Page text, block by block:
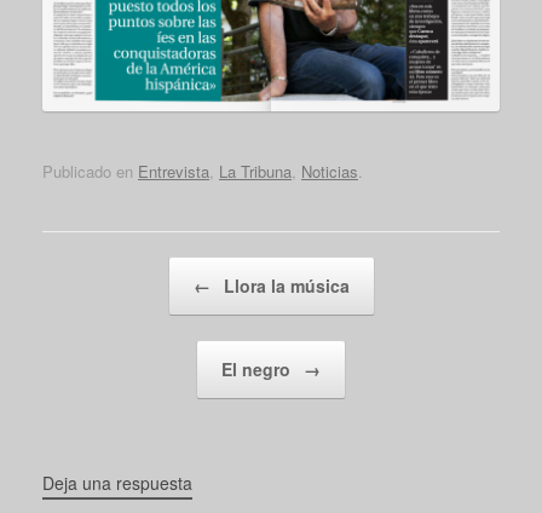
Publicado en Entrevista, La Tribuna, Noticias.
← Llora la música
El negro →
Deja una respuesta